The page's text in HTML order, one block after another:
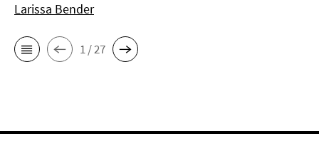
Larissa Bender
1 / 27